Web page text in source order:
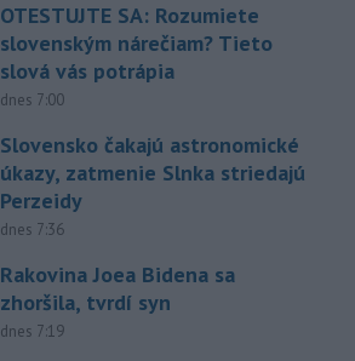
OTESTUJTE SA: Rozumiete
slovenským nárečiam? Tieto
slová vás potrápia
dnes 7:00
Slovensko čakajú astronomické
úkazy, zatmenie Slnka striedajú
Perzeidy
dnes 7:36
Rakovina Joea Bidena sa
zhoršila, tvrdí syn
dnes 7:19